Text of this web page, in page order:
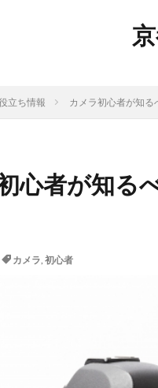
立ち情報 カメラ初心者が知る
心者が知る
カメラ, 初心者